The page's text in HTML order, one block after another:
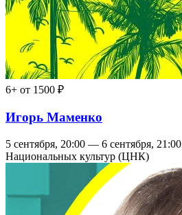
6+ от 1500 ₽
Игорь Маменко
5 сентября, 20:00 — 6 сентября, 21:00
Национальных культур (ЦНК)